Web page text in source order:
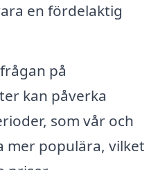
en fördelaktig
på
kan påverka
som vår och
mer populära, vilket